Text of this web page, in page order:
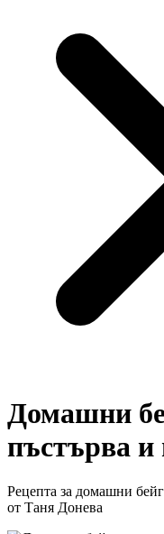
Домашни
пъстърва и
Рецепта за домашни
от Таня Донева